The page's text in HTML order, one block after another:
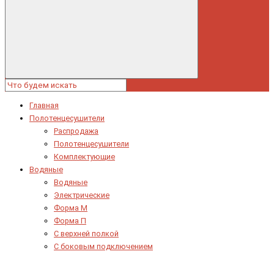
Главная
Полотенцесушители
Распродажа
Полотенцесушители
Комплектующие
Водяные
Водяные
Электрические
Форма М
Форма П
C верхней полкой
C боковым подключением